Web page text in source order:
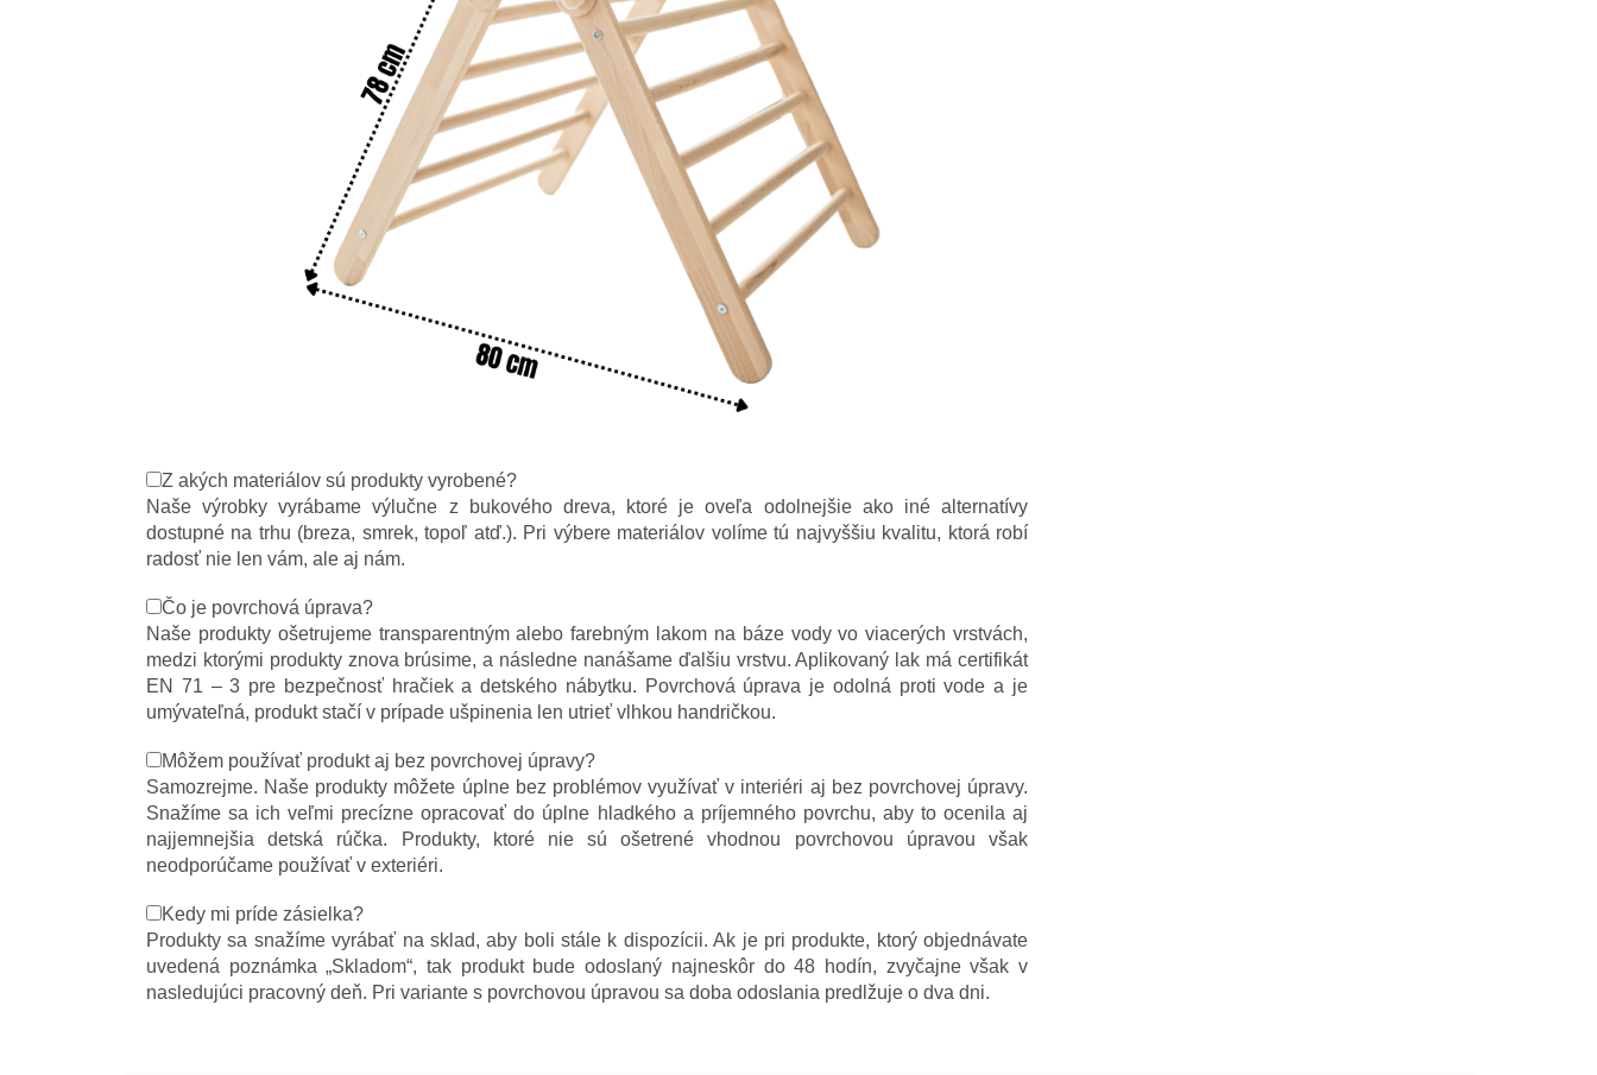
Z akých materiálov sú produkty vyrobené?
Naše výrobky vyrábame výlučne z bukového dreva, ktoré je oveľa odolnejšie ako iné alternatívy
dostupné na trhu (breza, smrek, topoľ atď.). Pri výbere materiálov volíme tú najvyššiu kvalitu, ktorá robí
radosť nie len vám, ale aj nám.
Čo je povrchová úprava?
Naše produkty ošetrujeme transparentným alebo farebným lakom na báze vody vo viacerých vrstvách,
medzi ktorými produkty znova brúsime, a následne nanášame ďalšiu vrstvu. Aplikovaný lak má certifikát
EN 71 – 3 pre bezpečnosť hračiek a detského nábytku. Povrchová úprava je odolná proti vode a je
umývateľná, produkt stačí v prípade ušpinenia len utrieť vlhkou handričkou.
Môžem používať produkt aj bez povrchovej úpravy?
Samozrejme. Naše produkty môžete úplne bez problémov využívať v interiéri aj bez povrchovej úpravy.
Snažíme sa ich veľmi precízne opracovať do úplne hladkého a príjemného povrchu, aby to ocenila aj
najjemnejšia detská rúčka. Produkty, ktoré nie sú ošetrené vhodnou povrchovou úpravou však
neodporúčame používať v exteriéri.
Kedy mi príde zásielka?
Produkty sa snažíme vyrábať na sklad, aby boli stále k dispozícii. Ak je pri produkte, ktorý objednávate
uvedená poznámka „Skladom“, tak produkt bude odoslaný najneskôr do 48 hodín, zvyčajne však v
nasledujúci pracovný deň. Pri variante s povrchovou úpravou sa doba odoslania predlžuje o dva dni.